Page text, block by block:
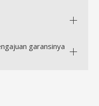
garansinya